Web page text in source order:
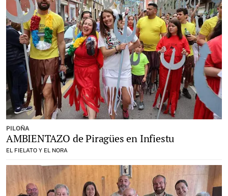
PILOÑA
AMBIENTAZO de Piragües en Infiestu
EL FIELATO Y EL NORA